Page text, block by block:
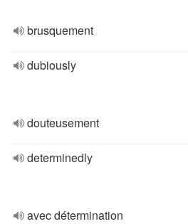
brusquement
dubiously
douteusement
determinedly
avec détermination